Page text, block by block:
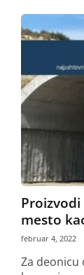
Proizvodi
mesto
februar 4, 2022
Za deonicu